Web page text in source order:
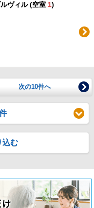
ヴィル (空室 1)
次の10件へ
込む